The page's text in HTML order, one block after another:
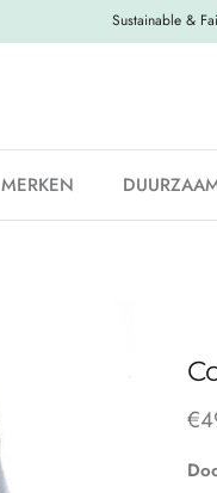
Sustainable &
MERKEN